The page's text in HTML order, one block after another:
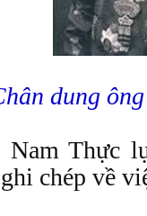
dung
Nam Thực
chép về